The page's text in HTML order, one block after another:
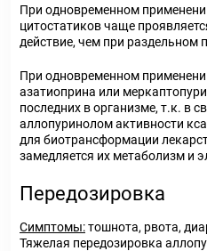
При одновременном
цитостатиков чаще
действие, чем при раздельном
При одновременном
азатиоприна или
последних в организме, т.к. в
аллопуринолом активности
для биотрансформации
замедляется их метаболизм и
Передозировка
Симптомы:тошнота, рвота,
Тяжелая передозировка